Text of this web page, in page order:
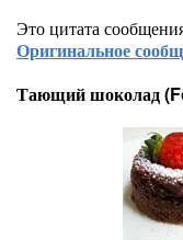
Это цитата
Оригинальное
Тающий шоколад